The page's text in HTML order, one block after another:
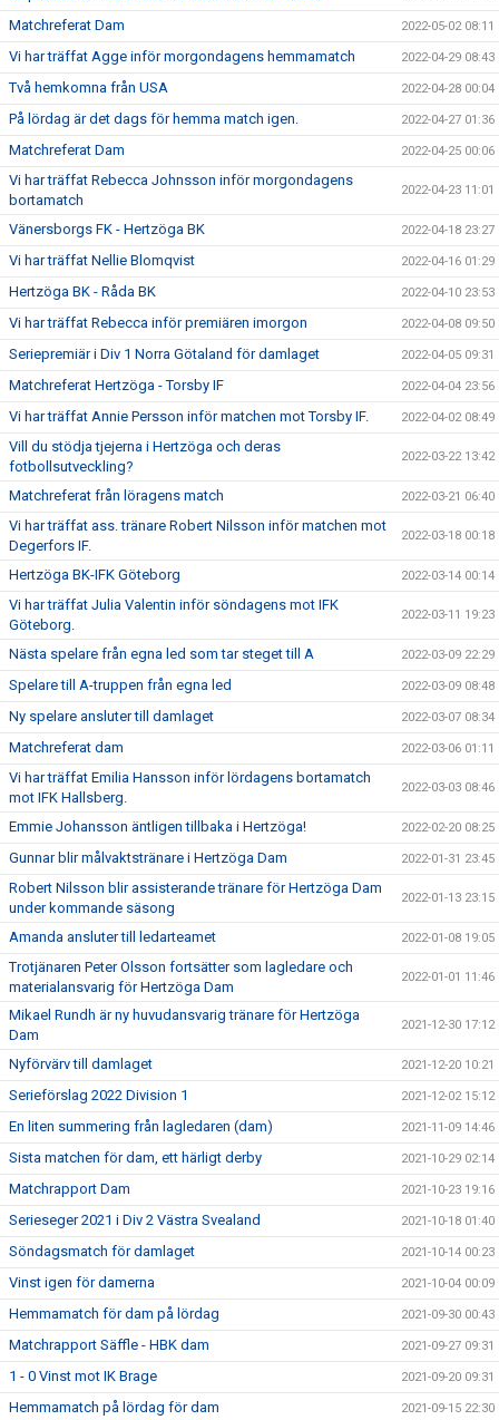
Matchreferat Dam 2022-05-02 08:11
Vi har träffat Agge inför morgondagens hemmamatch 2022-04-29 08:43
Två hemkomna från USA 2022-04-28 00:04
På lördag är det dags för hemma match igen. 2022-04-27 01:36
Matchreferat Dam 2022-04-25 00:06
Vi har träffat Rebecca Johnsson inför morgondagens
bortamatch
2022-04-23 11:01
Vänersborgs FK - Hertzöga BK 2022-04-18 23:27
Vi har träffat Nellie Blomqvist 2022-04-16 01:29
Hertzöga BK - Råda BK 2022-04-10 23:53
Vi har träffat Rebecca inför premiären imorgon 2022-04-08 09:50
Seriepremiär i Div 1 Norra Götaland för damlaget 2022-04-05 09:31
Matchreferat Hertzöga - Torsby IF 2022-04-04 23:56
Vi har träffat Annie Persson inför matchen mot Torsby IF. 2022-04-02 08:49
Vill du stödja tjejerna i Hertzöga och deras
fotbollsutveckling?
2022-03-22 13:42
Matchreferat från löragens match 2022-03-21 06:40
Vi har träffat ass. tränare Robert Nilsson inför matchen mot
Degerfors IF.
2022-03-18 00:18
Hertzöga BK-IFK Göteborg 2022-03-14 00:14
Vi har träffat Julia Valentin inför söndagens mot IFK
Göteborg.
2022-03-11 19:23
Nästa spelare från egna led som tar steget till A 2022-03-09 22:29
Spelare till A-truppen från egna led 2022-03-09 08:48
Ny spelare ansluter till damlaget 2022-03-07 08:34
Matchreferat dam 2022-03-06 01:11
Vi har träffat Emilia Hansson inför lördagens bortamatch
mot IFK Hallsberg.
2022-03-03 08:46
Emmie Johansson äntligen tillbaka i Hertzöga! 2022-02-20 08:25
Gunnar blir målvaktstränare i Hertzöga Dam 2022-01-31 23:45
Robert Nilsson blir assisterande tränare för Hertzöga Dam
under kommande säsong
2022-01-13 23:15
Amanda ansluter till ledarteamet 2022-01-08 19:05
Trotjänaren Peter Olsson fortsätter som lagledare och
materialansvarig för Hertzöga Dam
2022-01-01 11:46
Mikael Rundh är ny huvudansvarig tränare för Hertzöga
Dam
2021-12-30 17:12
Nyförvärv till damlaget 2021-12-20 10:21
Serieförslag 2022 Division 1 2021-12-02 15:12
En liten summering från lagledaren (dam) 2021-11-09 14:46
Sista matchen för dam, ett härligt derby 2021-10-29 02:14
Matchrapport Dam 2021-10-23 19:16
Serieseger 2021 i Div 2 Västra Svealand 2021-10-18 01:40
Söndagsmatch för damlaget 2021-10-14 00:23
Vinst igen för damerna 2021-10-04 00:09
Hemmamatch för dam på lördag 2021-09-30 00:43
Matchrapport Säffle - HBK dam 2021-09-27 09:31
1 - 0 Vinst mot IK Brage 2021-09-20 09:31
Hemmamatch på lördag för dam 2021-09-15 22:30